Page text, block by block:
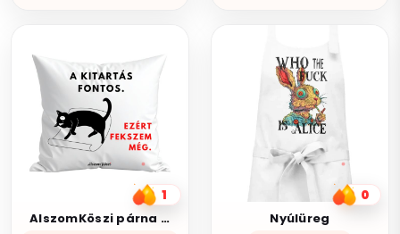
1
AlszomKöszi párna - A kitartás fontos-Ezért fekszem még
0
Nyúlüreg